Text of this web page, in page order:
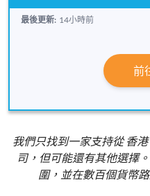
最後更新: 14小時前
前
我們只找到一家支持從 香
司，但可能還有其他選擇
圍，並在數百個貨幣